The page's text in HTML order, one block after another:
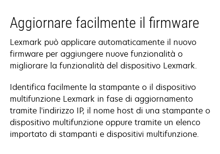
Aggiornare facilmente il firmware
Lexmark può applicare automaticamente il nuovo
firmware per aggiungere nuove funzionalità o
migliorare la funzionalità del dispositivo Lexmark.
Identifica facilmente la stampante o il dispositivo
multifunzione Lexmark in fase di aggiornamento
tramite l'indirizzo IP, il nome host di una stampante o
dispositivo multifunzione oppure tramite un elenco
importato di stampanti e dispositivi multifunzione.